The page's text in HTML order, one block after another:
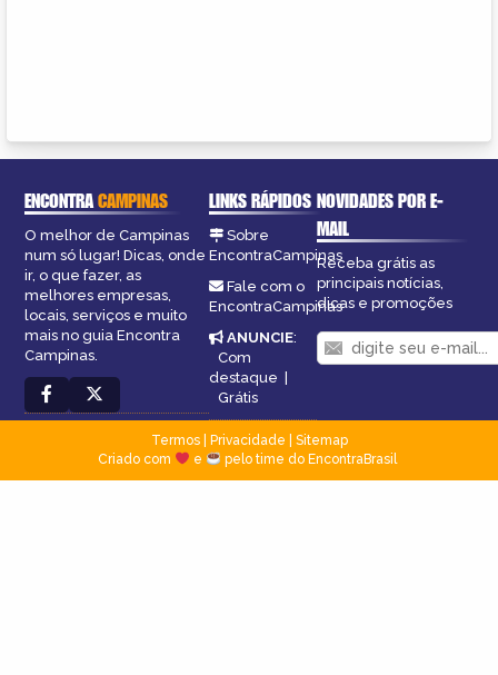
ENCONTRACAMPINAS
O melhor de Campinas
num só lugar! Dicas, onde
ir, o que fazer, as
melhores empresas,
locais, serviços e muito
mais no guia Encontra
Campinas.
LINKS RÁPIDOS
Sobre
EncontraCampinas
Fale com o
EncontraCampinas
ANUNCIE:
Com
destaque |
Grátis
NOVIDADES POR E-
MAIL
Receba grátis as
principais notícias,
dicas e promoções
Termos| Privacidade
Sitemap
Criado com
e pelo time do EncontraBrasil